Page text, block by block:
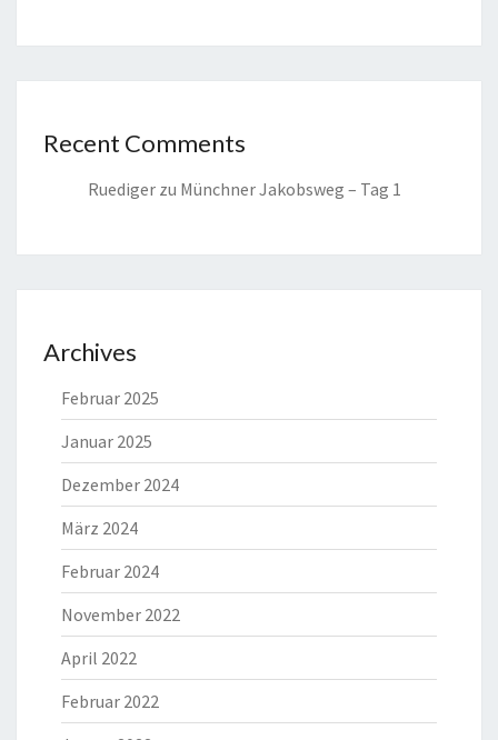
Recent Comments
Ruediger zu Münchner Jakobsweg – Tag 1
Archives
Februar 2025
Januar 2025
Dezember 2024
März 2024
Februar 2024
November 2022
April 2022
Februar 2022